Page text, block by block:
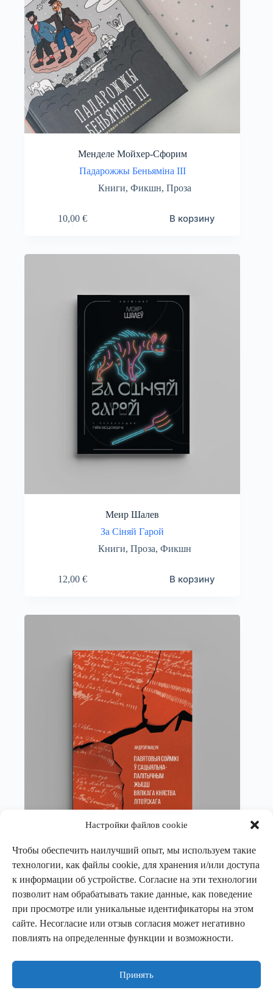
Настройки файлов cookie
Чтобы обеспечить наилучший опыт, мы используем такие
технологии, как файлы cookie, для хранения и/или доступа
к информации об устройстве. Согласие на эти технологии
позволит нам обрабатывать такие данные, как поведение
при просмотре или уникальные идентификаторы на этом
сайте. Несогласие или отзыв согласия может негативно
повлиять на определенные функции и возможности.
Принять
Менделе Мойхер-Сфорим
Падарожжы Беньяміна ІІІ
Книги, Фикшн, Проза
10,00 € В корзину
Меир Шалев
За Сіняй Гарой
Книги, Проза, Фикшн
12,00 € В корзину
Андрей Мацук
Павятовыя соймікі ў сацыяльна-палітычным жыцці
Книги, Нон-фикшн,Монография
Палітыка прыватнасці Палітыка cookie